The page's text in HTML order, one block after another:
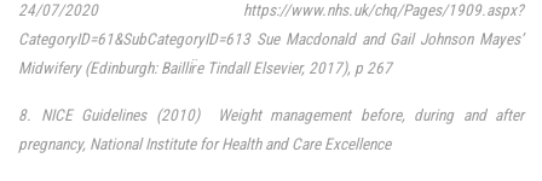
24/07/2020 https://www.nhs.uk/chq/Pages/1909.aspx?
CategoryID=61&SubCategoryID=613 Sue Macdonald and Gail Johnson Mayes’
Midwifery (Edinburgh: Baillir̈e Tindall Elsevier, 2017), p 267
8. NICE Guidelines (2010) Weight management before, during and after
pregnancy, National Institute for Health and Care Excellence